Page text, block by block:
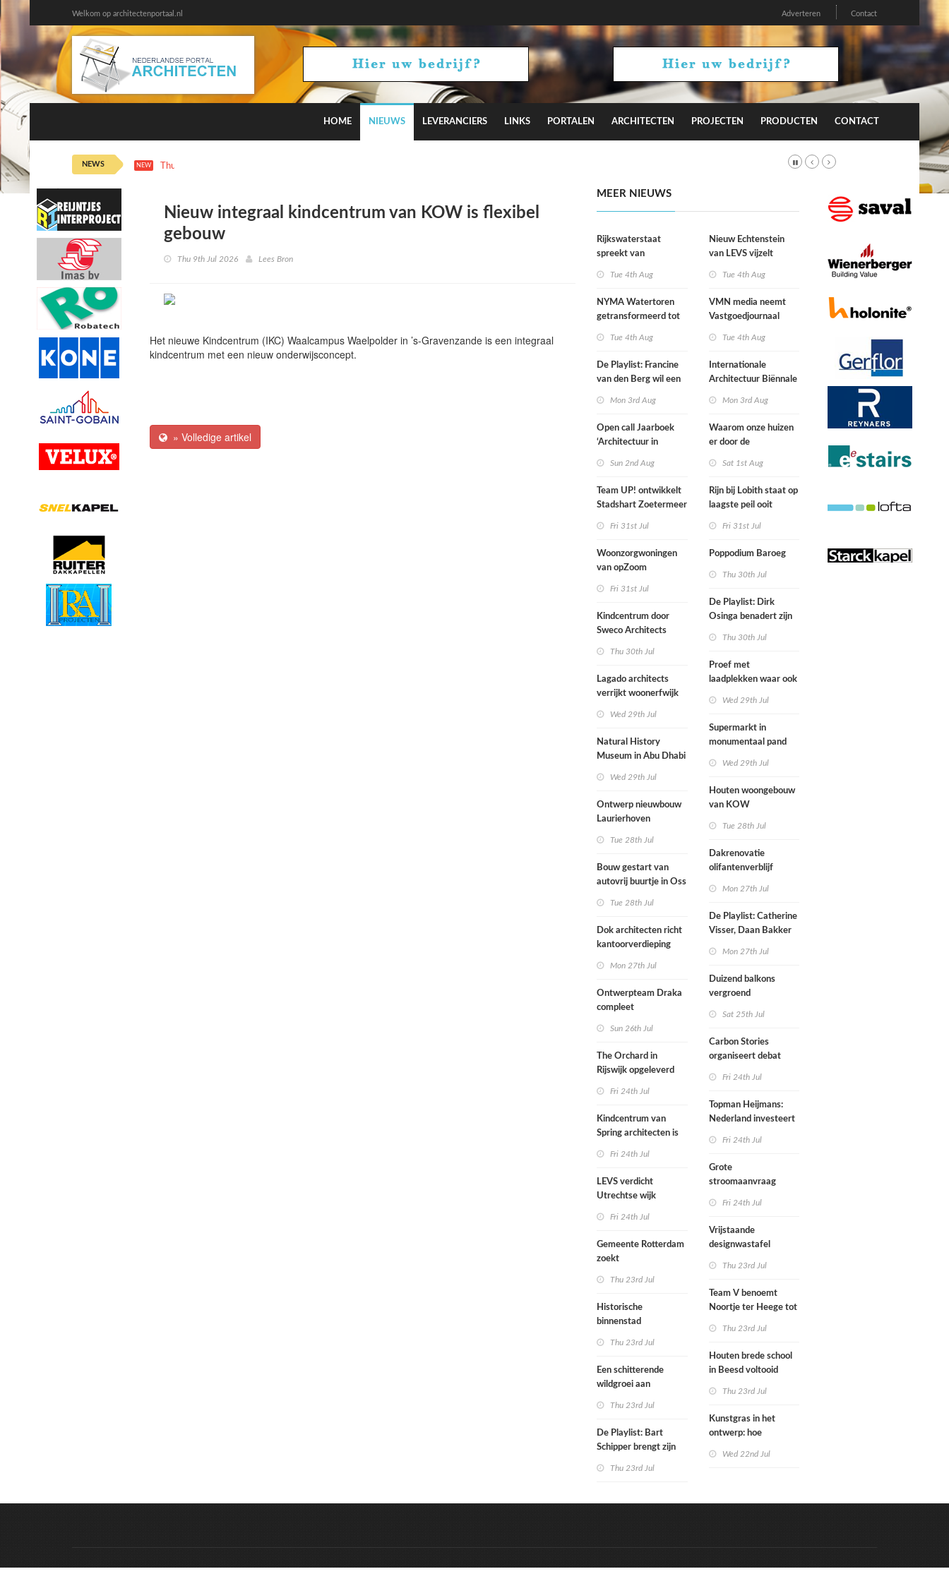
Welkom op architectenportaal.nl Adverteren Contact
HOME NIEUWS LEVERANCIERS LINKS PORTALEN ARCHITECTEN PROJECTEN PRODUCTEN CONTACT
NEWS NEW Thu 6th 11:15
Nieuw integraal kindcentrum van KOW is flexibel
gebouw
Thu 9th Jul 2026 Lees Bron
Het nieuwe Kindcentrum (IKC) Waalcampus Waelpolder in ’s-Gravenzande is een integraal
kindcentrum met een nieuw onderwijsconcept.
» Volledige artikel
MEER NIEUWS
Rijkswaterstaat
spreekt van
door droogte
Tue 4th Aug
NYMA Watertoren
getransformeerd tot
makersplaats in
Nijmegen
Tue 4th Aug
De Playlist: Francine
van den Berg wil een
Mon 3rd Aug
Open call Jaarboek
‘Architectuur in
Sun 2nd Aug
Team UP! ontwikkelt
Stadshart Zoetermeer
Fri 31st Jul
Woonzorgwoningen
van opZoom
nieuwbouw en oude
industriële panden
Fri 31st Jul
Kindcentrum door
Sweco Architects
buitenruimte samen in
hart van dorp
Thu 30th Jul
Lagado architects
verrijkt woonerfwijk
huis
Wed 29th Jul
Natural History
Museum in Abu Dhabi
Wed 29th Jul
Ontwerp nieuwbouw
Laurierhoven
Tue 28th Jul
Bouw gestart van
autovrij buurtje in Oss
Tue 28th Jul
Dok architecten richt
kantoorverdieping
hernieuwd in
Mon 27th Jul
Ontwerpteam Draka
compleet
Sun 26th Jul
The Orchard in
Rijswijk opgeleverd
Fri 24th Jul
Kindcentrum van
Spring architecten is
Fri 24th Jul
LEVS verdicht
Utrechtse wijk
Fri 24th Jul
Gemeente Rotterdam
zoekt
doorrekenen met
CO2-rekenmethode
Thu 23rd Jul
Historische
binnenstad
werelderfgoed
Thu 23rd Jul
Een schitterende
wildgroei aan
Thu 23rd Jul
De Playlist: Bart
Schipper brengt zijn
Thu 23rd Jul
Nieuw Echtenstein
van LEVS vijzelt
restruimte op
Tue 4th Aug
VMN media neemt
Vastgoedjournaal
Tue 4th Aug
Internationale
Architectuur Biënnale
Mon 3rd Aug
Waarom onze huizen
er door de
anders gaan uitzien
Sat 1st Aug
Rijn bij Lobith staat op
laagste peil ooit
Fri 31st Jul
Poppodium Baroeg
Thu 30th Jul
De Playlist: Dirk
Osinga benadert zijn
Thu 30th Jul
Proef met
laadplekken waar ook
Wed 29th Jul
Supermarkt in
monumentaal pand
Wed 29th Jul
Houten woongebouw
van KOW
herontwikkeling
ziekenhuisterrein
Tue 28th Jul
Dakrenovatie
olifantenverblijf
Mon 27th Jul
De Playlist: Catherine
Visser, Daan Bakker
kamerensemble
Mon 27th Jul
Duizend balkons
vergroend
Sat 25th Jul
Carbon Stories
organiseert debat
Fri 24th Jul
Topman Heijmans:
Nederland investeert
Fri 24th Jul
Grote
stroomaanvraag
afgewezen
Fri 24th Jul
Vrijstaande
designwastafel
Thu 23rd Jul
Team V benoemt
Noortje ter Heege tot
Thu 23rd Jul
Houten brede school
in Beesd voltooid
Thu 23rd Jul
Kunstgras in het
ontwerp: hoe
Wed 22nd Jul